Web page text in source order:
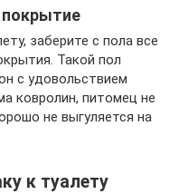
покрытие
заберите с пола все
Такой пол
с удовольствием
ковролин, питомец не
не выгуляется на
к туалету